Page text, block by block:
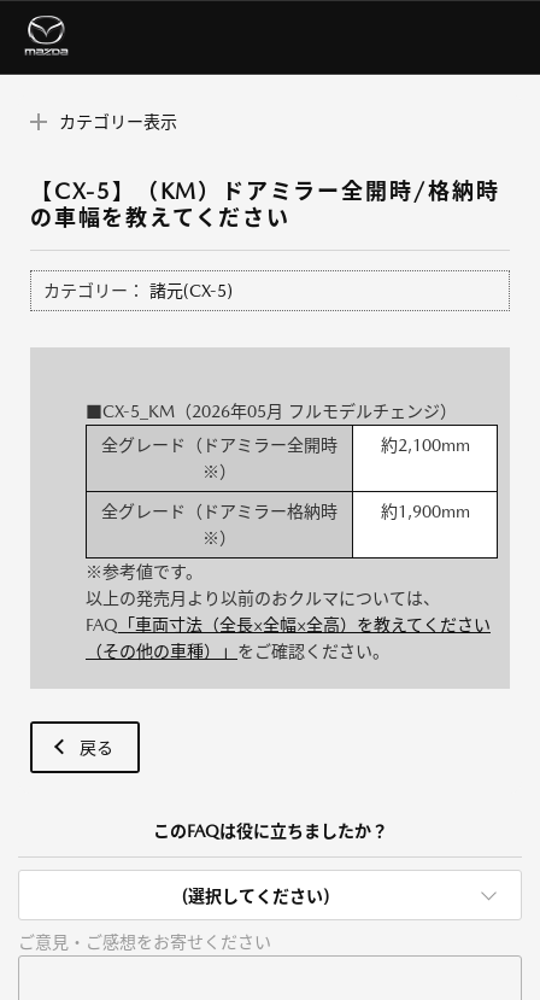
カテゴリー表示
【CX-5】（KM）ドアミラー全開時/格納時
の車幅を教えてください
カテゴリー： 諸元(CX-5)
■CX-5_KM（2026年05月 フルモデルチェンジ）
全グレード（ドアミラー全開時
※）
約2,100mm
全グレード（ドアミラー格納時
※）
約1,900mm
※参考値です。
以上の発売月より以前のおクルマについては、
FAQ 「車両寸法（全長×全幅×全高）を教えてください
（その他の車種）」 をご確認ください。
戻る
このFAQは役に立ちましたか？
(選択してください)
ご意見・ご感想をお寄せください